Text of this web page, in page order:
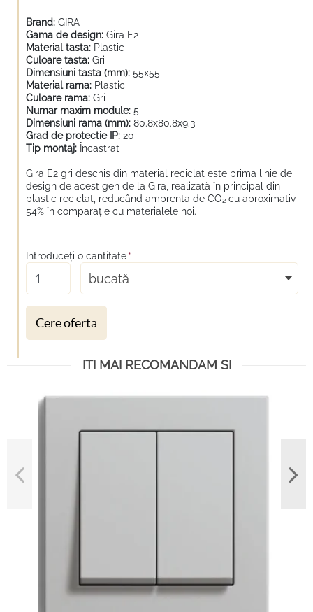
Brand: GIRA
Gama de design: Gira E2
Material tasta: Plastic
Culoare tasta: Gri
Dimensiuni tasta (mm): 55x55
Material rama: Plastic
Culoare rama: Gri
Numar maxim module: 5
Dimensiuni rama (mm): 80.8x80.8x9.3
Grad de protectie IP: 20
Tip montaj: Încastrat
Gira E2 gri deschis din material reciclat este prima linie de
design de acest gen de la Gira, realizată în principal din
plastic reciclat, reducând amprenta de CO₂ cu aproximativ
54% în comparație cu materialele noi.
Introduceţi o cantitate*
bucată
Cere oferta
ITI MAI RECOMANDAM SI